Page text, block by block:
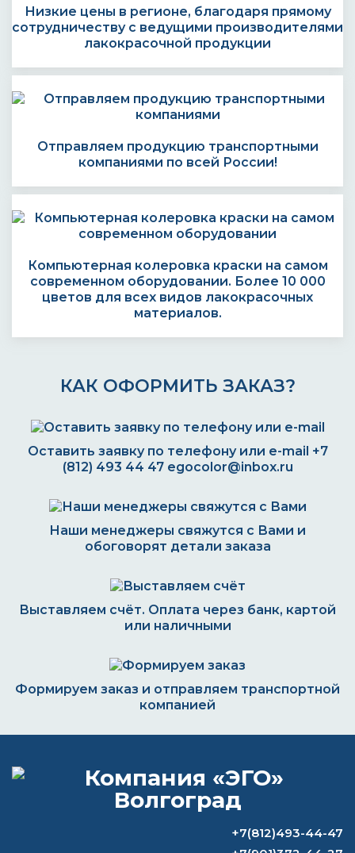
Низкие цены в регионе, благодаря прямому
сотрудничеству с ведущими производителями
лакокрасочной продукции
Отправляем продукцию транспортными
компаниями по всей России!
Компьютерная колеровка краски на самом
современном оборудовании. Более 10 000
цветов для всех видов лакокрасочных
материалов.
КАК ОФОРМИТЬ ЗАКАЗ?
Оставить заявку по телефону или e-mail +7
(812) 493 44 47 egocolor@inbox.ru
Наши менеджеры свяжутся с Вами и
обоговорят детали заказа
Выставляем счёт. Оплата через банк, картой
или наличными
Формируем заказ и отправляем транспортной
компанией
ВОПРОС-ОТВЕТ
Какая краска лучше светится в+7(812)493-44-47